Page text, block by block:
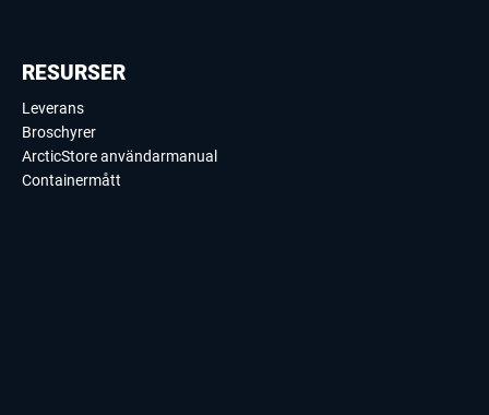
RESURSER
Leverans
Broschyrer
ArcticStore användarmanual
Containermått